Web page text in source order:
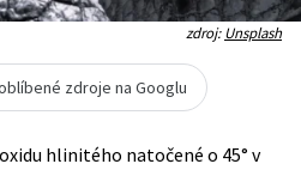
zdroj:Unsplash
zdroje na Googlu
hlinitého natočené o 45° v